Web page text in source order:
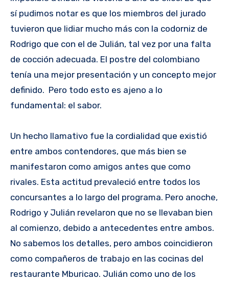
sí pudimos notar es que los miembros del jurado
tuvieron que lidiar mucho más con la codorniz de
Rodrigo que con el de Julián, tal vez por una falta
de cocción adecuada. El postre del colombiano
tenía una mejor presentación y un concepto mejor
definido. Pero todo esto es ajeno a lo
fundamental: el sabor.
Un hecho llamativo fue la cordialidad que existió
entre ambos contendores, que más bien se
manifestaron como amigos antes que como
rivales. Esta actitud prevaleció entre todos los
concursantes a lo largo del programa. Pero anoche,
Rodrigo y Julián revelaron que no se llevaban bien
al comienzo, debido a antecedentes entre ambos.
No sabemos los detalles, pero ambos coincidieron
como compañeros de trabajo en las cocinas del
restaurante Mburicao. Julián como uno de los